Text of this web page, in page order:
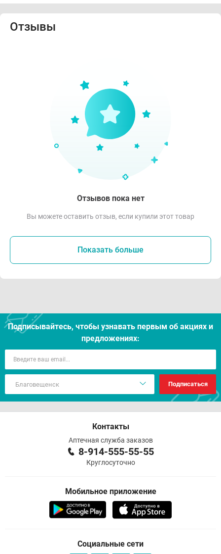
Отзывы
Отзывов пока нет
Вы можете оставить отзыв, если купили этот товар
Показать больше
Подписывайтесь, чтобы узнавать первым об акцияx и
предложениях:
Подписаться
Контакты
Аптечная служба заказов
8-914-555-55-55
Круглосуточно
Мобильное приложение
Социальные сети